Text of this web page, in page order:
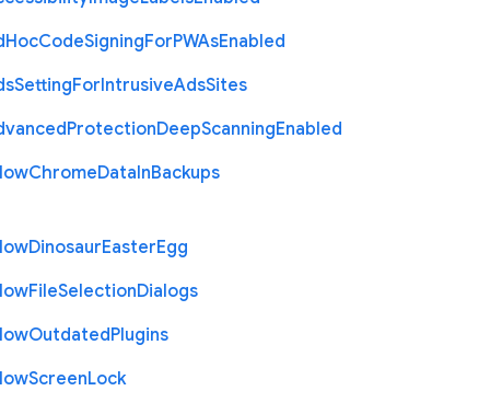
HocCodeSigningForPWAsEnabled
SettingForIntrusiveAdsSites
ProtectionDeepScanningEnabled
ChromeDataInBackups
DinosaurEasterEgg
FileSelectionDialogs
OutdatedPlugins
ScreenLock